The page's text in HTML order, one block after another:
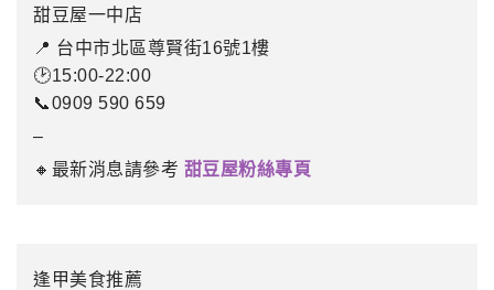
甜豆屋一中店
📍 台中市北區尊賢街16號1樓
🕑15:00-22:00
📞0909 590 659
–
🔸最新消息請參考 甜豆屋粉絲專頁
逢甲美食推薦